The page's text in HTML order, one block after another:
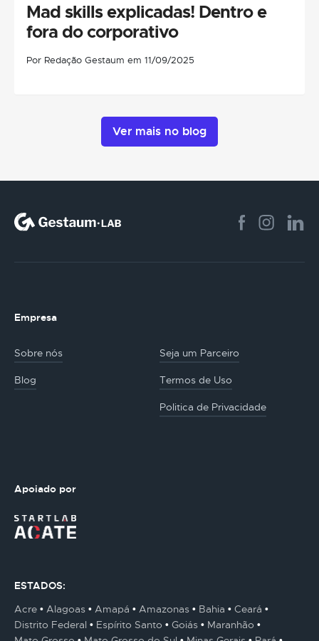
Mad skills explicadas! Dentro e
fora do corporativo
Por Redação Gestaum em 11/09/2025
Ver mais no blog
Empresa
Sobre nós Seja um Parceiro
Blog Termos de Uso
Politica de Privacidade
Apoiado por
ESTADOS:
Acre
Alagoas Amapá Amazonas Bahia
Ceará
Distrito Federal
Espírito Santo Goiás
Maranhão